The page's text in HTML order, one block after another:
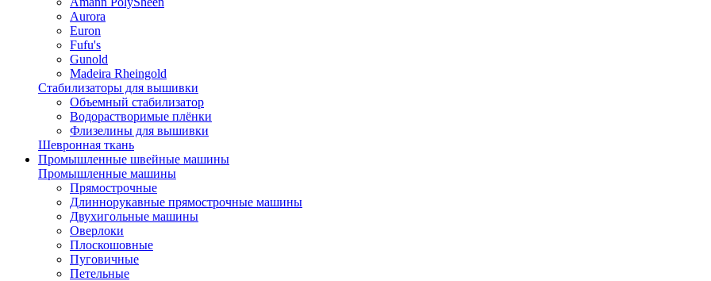
Aurora
Euron
Fufu's
Gunold
Madeira Rheingold
Стабилизаторы для вышивки
Объемный стабилизатор
Водорастворимые плёнки
Флизелины для вышивки
Шевронная ткань
Промышленные швейные машины
Промышленные машины
Прямострочные
Длиннорукавные прямострочные машины
Двухигольные машины
Оверлоки
Плоскошовные
Пуговичные
Петельные